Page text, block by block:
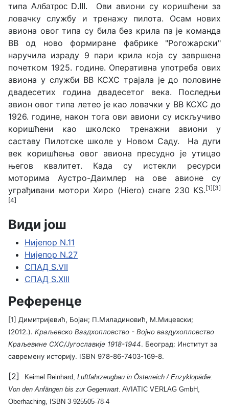
типаАлбатрос D.III.
Ови авиони су коришћени за
ловачку службу и тренажу пилота. Осам нових
авиона овог типа су била без крила па је команда
ВВ од ново формиране фабрике "Рогожарски"
наручила израду 9 пари крила која су завршена
почетком 1925. године. Оперативна употреба ових
авиона у служби ВВ КСХС трајала је до половине
двадесетих година двадесетог века. Последњи
авион овог типа летео је као ловачки у ВВ КСХС до
1926. године, након тога ови авиони су искључиво
коришћени као школско тренажни авиони у
саставу Пилотске школе у Новом Саду. На дуги
век коришћења овог авиона пресудно је утицао
његов квалитет. Када су истекли ресурси
моторима Аустро-Даимлер на ове авионе су
уграђивани мотори Хиро (Hiero) снаге 230 KS.[1][3]
[4]
Види још
Нијепор N.11
Нијепор N.27
СПАД S.VII
СПАД S.XIII
Референце
[1] Димитријевић, Бојан; П.Миладиновић, М.Мицевски;
(2012.). Краљевско Ваздхопловство - Војно ваздухопловство
Краљевине СХС/Југославије 1918-1944. Београд: Институт за
савремену историју. ISBN 978-86-7403-169-8.
[2] Keimel Reinhard, Luftfahrzeugbau in Österreich / Enzyklopädie:
Von den Anfängen bis zur Gegenwart. AVIATIC VERLAG GmbH,
Oberhaching, ISBN 3-925505-78-4